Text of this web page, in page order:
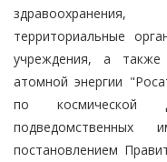
территориальные
учреждения, а также
атомной энергии
по космической
подведомственных
постановлением